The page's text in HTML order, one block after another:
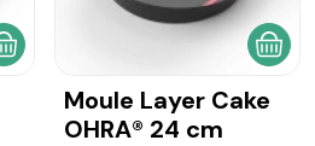
AJOUTER AU PANIER
Moule Layer Cake
OHRA® 24 cm